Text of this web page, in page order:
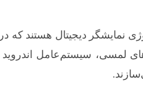
نمایشگر دیجیتال هستند که در
لمسی، سیستمعامل اندروید
سازند.